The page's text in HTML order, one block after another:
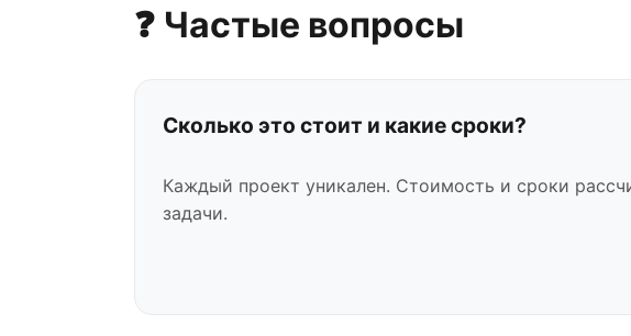
❓ Частые вопросы
Сколько это стоит и какие сроки?
Каждый проект уникален. Стоимость и сроки
задачи.